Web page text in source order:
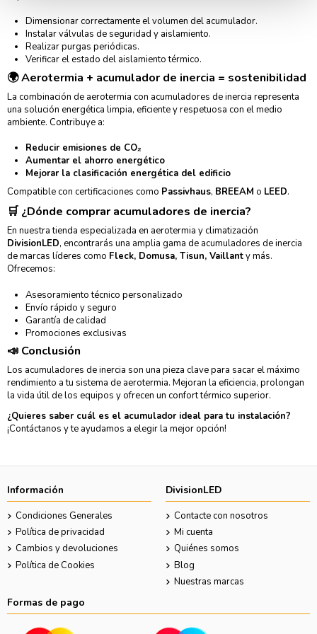
Dimensionar correctamente el volumen del acumulador.
Instalar válvulas de seguridad y aislamiento.
Realizar purgas periódicas.
Verificar el estado del aislamiento térmico.
🌍 Aerotermia + acumulador de inercia = sostenibilidad
La combinación de aerotermia con acumuladores de inercia representa
una solución energética limpia, eficiente y respetuosa con el medio
ambiente. Contribuye a:
Reducir emisiones de CO₂
Aumentar el ahorro energético
Mejorar la clasificación energética del edificio
Compatible con certificaciones como Passivhaus, BREEAM o LEED.
🛒 ¿Dónde comprar acumuladores de inercia?
En nuestra tienda especializada en aerotermia y climatización
DivisionLED, encontrarás una amplia gama de acumuladores de inercia
de marcas líderes como Fleck, Domusa, Tisun, Vaillanty más.
Ofrecemos:
Asesoramiento técnico personalizado
Envío rápido y seguro
Garantía de calidad
Promociones exclusivas
📣 Conclusión
Los acumuladores de inercia son una pieza clave para sacar el máximo
rendimiento a tu sistema de aerotermia. Mejoran la eficiencia, prolongan
la vida útil de los equipos y ofrecen un confort térmico superior.
¿Quieres saber cuál es el acumulador ideal para tu instalación?
¡Contáctanos y te ayudamos a elegir la mejor opción!
Información
Condiciones Generales
Política de privacidad
Cambios y devoluciones
Política de Cookies
DivisionLED
Contacte con nosotros
Mi cuenta
Quiénes somos
Blog
Nuestras marcas
Formas de pago